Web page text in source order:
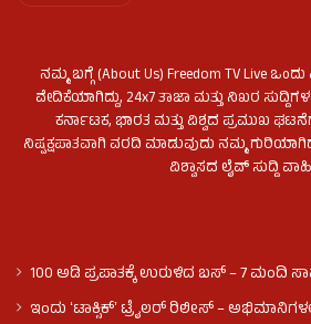
ನಮ್ಮ ಬಗ್ಗೆ (About Us) Freedom TV Live
ವೇದಿಕೆಯಾಗಿದ್ದು, 24x7 ತಾಜಾ ಮತ್ತು ನಿಖರ
ಕರ್ನಾಟಕ, ಭಾರತ ಮತ್ತು ವಿಶ್ವದ ಪ್ರಮುಖ
ನಿಷ್ಪಕ್ಷಪಾತವಾಗಿ ವರದಿ ಮಾಡುವುದು ನಮ್ಮ
ವಿಶ್ವಾಸದ ಲೈವ್ ಸುದ್ದಿ
100 ಅಡಿ ಪ್ರಪಾತಕ್ಕೆ ಉರುಳಿದ ಬಸ್‌ – 7 ಮಂದಿ
ಇಂದು ʻಟಾಕ್ಸಿಕ್ʼ ಟ್ರೈಲರ್ ರಿಲೀಸ್‌ –